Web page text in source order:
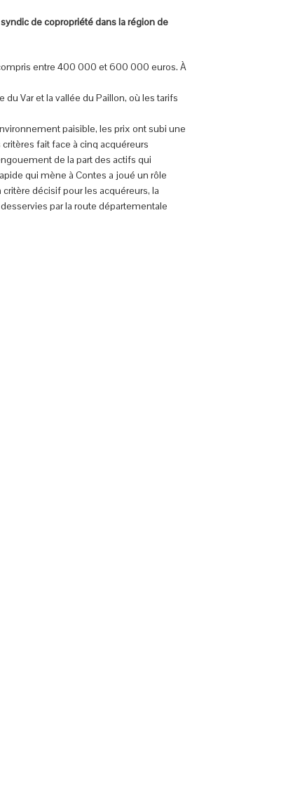
de copropriété dans la région de
entre 400 000 et 600 000 euros. À
Var et la vallée du Paillon, où les tarifs
paisible, les prix ont subi une
fait face à cinq acquéreurs
de la part des actifs qui
qui mène à Contes a joué un rôle
décisif pour les acquéreurs, la
par la route départementale